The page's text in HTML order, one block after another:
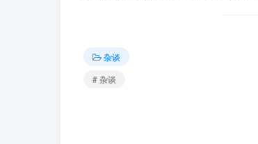
杂谈
# 杂谈